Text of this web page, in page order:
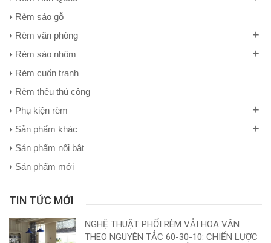
Rèm sáo gỗ
Rèm văn phòng
+
Rèm sáo nhôm +
Rèm cuốn tranh
Rèm thêu thủ công
Phụ kiện rèm
+
Sản phẩm khác +
Sản phẩm nổi bật
Sản phẩm mới
TIN TỨC MỚI
NGHỆ THUẬT PHỐI RÈM VẢI HOA VĂN
THEO NGUYÊN TẮC 60-30-10: CHIẾN LƯỢC